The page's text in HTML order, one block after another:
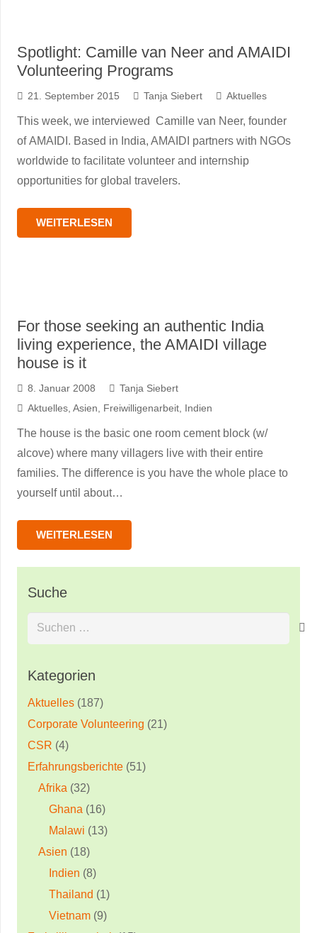
Spotlight: Camille van Neer and AMAIDI
Volunteering Programs
21. September 2015 Tanja Siebert Aktuelles
This week, we interviewed Camille van Neer, founder
of AMAIDI. Based in India, AMAIDI partners with NGOs
worldwide to facilitate volunteer and internship
opportunities for global travelers.
WEITERLESEN
For those seeking an authentic India
living experience, the AMAIDI village
house is it
8. Januar 2008
Tanja Siebert
Aktuelles, Asien Freiwilligenarbeit, Indien
The house is the basic one room cement block (w/
alcove) where many villagers live with their entire
families. The difference is you have the whole place to
yourself until about…
WEITERLESEN
Suche
Suchen
nach:
Kategorien
Aktuelles (187)
Corporate Volunteering (21)
CSR (4)
Erfahrungsberichte (51)
Afrika (32)
Ghana (16)
Malawi (13)
Asien (18)
Indien (8)
Thailand (1)
Vietnam (9)